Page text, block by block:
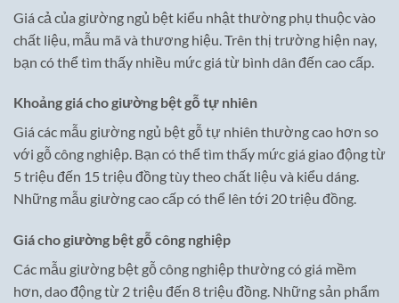
Giá cả của giường ngủ bệt kiểu nhật thường phụ thuộc vào
chất liệu, mẫu mã và thương hiệu. Trên thị trường hiện nay,
bạn có thể tìm thấy nhiều mức giá từ bình dân đến cao cấp.
Khoảng giá cho giường bệt gỗ tự nhiên
Giá các mẫu giường ngủ bệt gỗ tự nhiên thường cao hơn so
với gỗ công nghiệp. Bạn có thể tìm thấy mức giá giao động từ
5 triệu đến 15 triệu đồng tùy theo chất liệu và kiểu dáng.
Những mẫu giường cao cấp có thể lên tới 20 triệu đồng.
Giá cho giường bệt gỗ công nghiệp
Các mẫu giường bệt gỗ công nghiệp thường có giá mềm
hơn, dao động từ 2 triệu đến 8 triệu đồng. Những sản phẩm